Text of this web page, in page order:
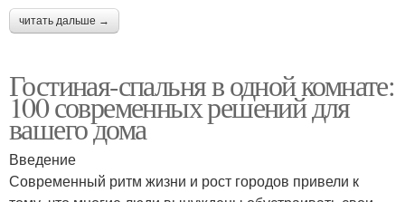
читать дальше →
Гостиная-спальня в одной комнате:
100 современных решений для
вашего дома
Введение
Современный ритм жизни и рост городов привели к